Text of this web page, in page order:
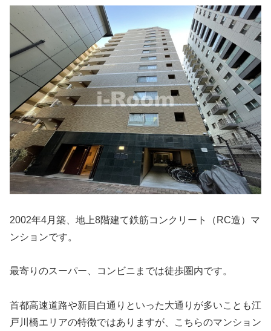
2002年4月築、地上8階建て鉄筋コンクリート（RC造）マ
ンションです。
最寄りのスーパー、コンビニまでは徒歩圏内です。
首都高速道路や新目白通りといった大通りが多いことも江
戸川橋エリアの特徴ではありますが、こちらのマンション